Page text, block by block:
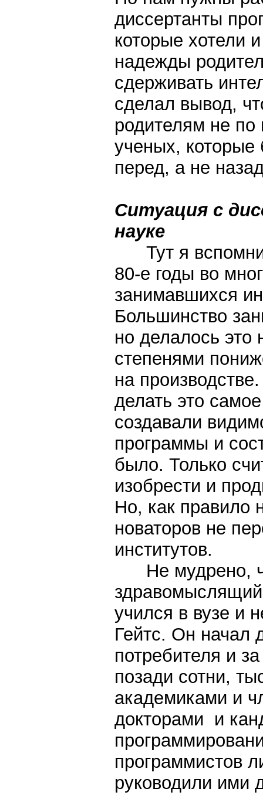
диссертанты
которые хотели
надежды
сдерживать
сделал вывод,
родителям не по
ученых, которые
перед, а не
Ситуация с
науке
Тут я
80-е годы во
занимавшихся
Большинство
но делалось
степенями
на
делать это
создавали
программы и
было. Только
изобрести и
Но, как правило
новаторов не
институтов.
Не мудрено,
здравомыслящий
учился в вузе и
Гейтс. Он начал
потребителя и
позади сотни,
академиками и
докторами и
программистов
руководили ими